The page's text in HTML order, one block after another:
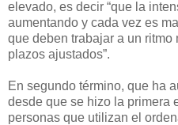
elevado, es decir “que la
aumentando y cada vez es
que deben trabajar a un ritmo
plazos ajustados”.
En segundo término, que ha
desde que se hizo la primera
personas que utilizan el